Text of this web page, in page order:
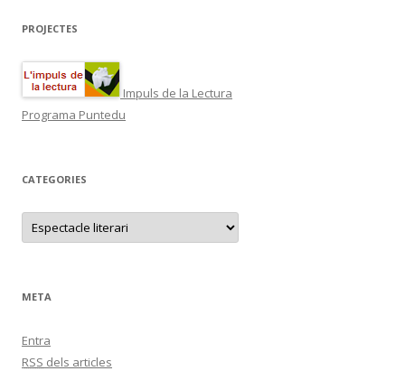
PROJECTES
Impuls de la Lectura
Programa Puntedu
CATEGORIES
C
t
r
i
META
Entra
RSS dels articles